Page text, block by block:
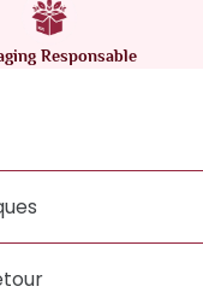
Responsable